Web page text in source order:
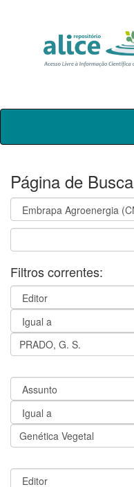
Skip
Página de Busca
Filtros correntes: